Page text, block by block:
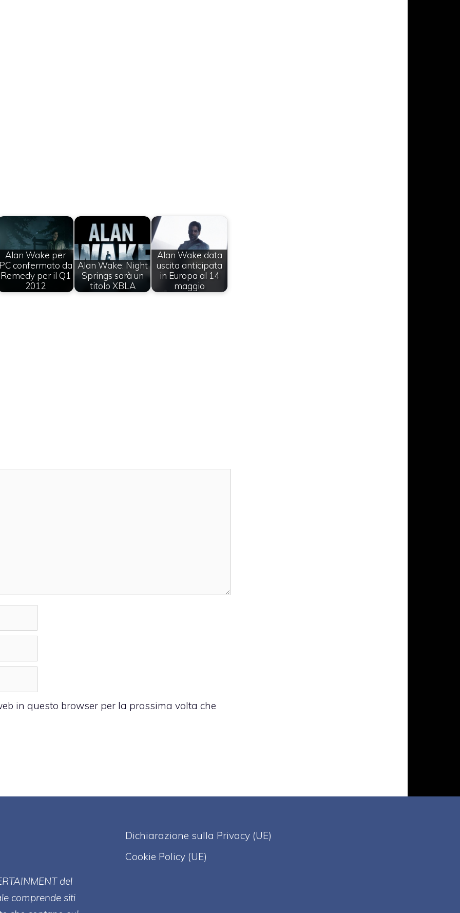
Alan Wake per
PC confermato da
Remedy per il Q1
2012
Alan Wake: Night
Springs sarà un
titolo XBLA
Alan Wake data
uscita anticipata
in Europa al 14
maggio
in questo browser per la prossima volta che
AINMENT del
comprende siti
Dichiarazione sulla Privacy (UE)
Cookie Policy (UE)